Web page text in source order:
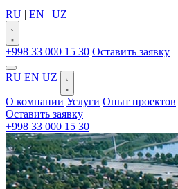
RU | EN | UZ
+998 33 000 15 30 Оставить заявку
RU EN UZ
О компании Услуги Опыт проектов
Оставить заявку
+998 33 000 15 30